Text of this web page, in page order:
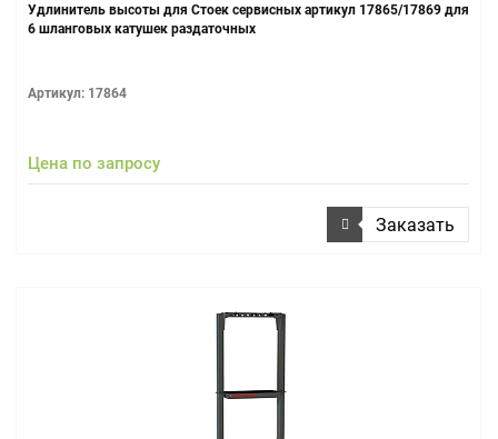
Удлинитель высоты для Стоек сервисных артикул 17865/17869 для
6 шланговых катушек раздаточных
Артикул: 17864
Цена по запросу
Заказать